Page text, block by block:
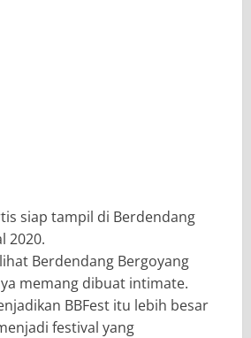
siap tampil di Berdendang
2020.
Berdendang Bergoyang
memang dibuat intimate.
BBFest itu lebih besar
festival yang